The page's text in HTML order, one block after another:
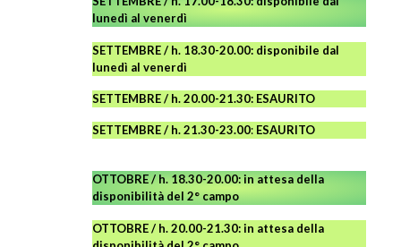
lunedì al venerdì
SETTEMBRE / h. 18.30-20.00: disponibile dal
lunedì al venerdì
SETTEMBRE / h. 20.00-21.30: ESAURITO
SETTEMBRE / h. 21.30-23.00: ESAURITO
OTTOBRE / h. 18.30-20.00:in attesa della
disponibilità del 2° campo
OTTOBRE / h. 20.00-21.30:in attesa della